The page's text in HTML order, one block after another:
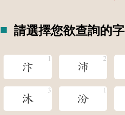
請選擇您欲查詢的字
汴 沛
沐 汾